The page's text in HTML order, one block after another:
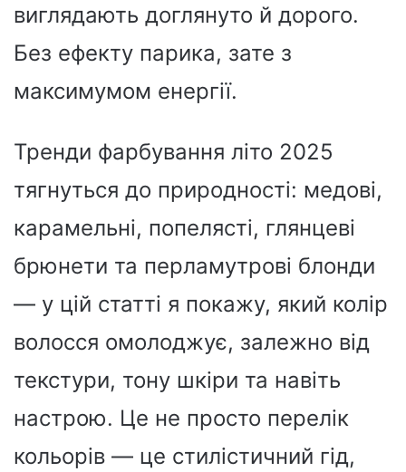
виглядають доглянуто й дорого.
Без ефекту парика, зате з
максимумом енергії.
Тренди фарбування літо 2025
тягнуться до природності: медові,
карамельні, попелясті, глянцеві
брюнети та перламутрові блонди
— у цій статті я покажу, який колір
волосся омолоджує, залежно від
текстури, тону шкіри та навіть
настрою. Це не просто перелік
кольорів — це стилістичний гід,